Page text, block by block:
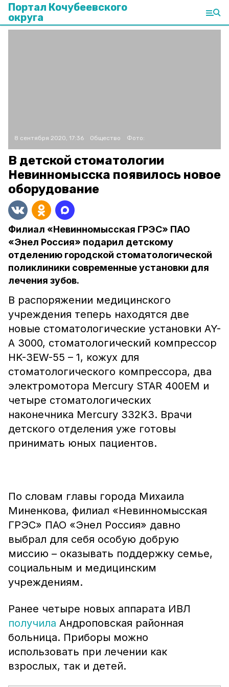
Портал Кочубеевского
округа
8 сентября 2020, 17:36 Общество Фото:
В детской стоматологии
Невинномысска появилось новое
оборудование
Филиал «Невинномысская ГРЭС» ПАО
«Энел Россия» подарил детскому
отделению городской стоматологической
поликлиники современные установки для
лечения зубов.
В распоряжении медицинского
учреждения теперь находятся две
новые стоматологические установки AY-
A 3000, стоматологический компрессор
HK-3EW-55 – 1, кожух для
стоматологического компрессора, два
электромотора Mercury STAR 400EM и
четыре стоматологических
наконечника Mercury 332КЗ. Врачи
детского отделения уже готовы
принимать юных пациентов.
По словам главы города Михаила
Миненкова, филиал «Невинномысская
ГРЭС» ПАО «Энел Россия» давно
выбрал для себя особую добрую
миссию – оказывать поддержку семье,
социальным и медицинским
учреждениям.
Ранее четыре новых аппарата ИВЛ
получила Андроповская районная
больница. Приборы можно
использовать при лечении как
взрослых, так и детей.